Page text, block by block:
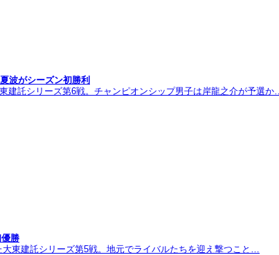
波がシーズン初勝利
建託シリーズ第6戦。チャンピオンシップ男子は岸龍之介が予選か…
勝
東建託シリーズ第5戦。地元でライバルたちを迎え撃つこと…